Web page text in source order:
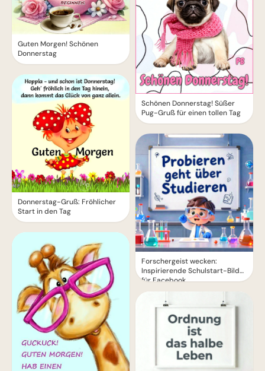
Guten Morgen! Schönen
Donnerstag
Donnerstag-Gruß: Fröhlicher
Start in den Tag
Schönen Donnerstag! Süßer
Pug-Gruß für einen tollen Tag
Forschergeist wecken:
Inspirierende Schulstart-Bilder
für Facebook